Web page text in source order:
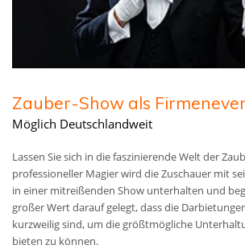
Zauber-Show als
Möglich Deutschlandweit
Lassen Sie sich in die faszinierende Welt der
professioneller Magier wird die Zuschauer mit
in einer mitreißenden Show unterhalten und
großer Wert darauf gelegt, dass die
kurzweilig sind, um die größtmögliche
bieten zu können.